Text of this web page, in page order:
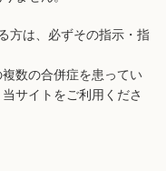
方は、必ずその指示・指
数の合併症を患ってい
サイトをご利用くださ